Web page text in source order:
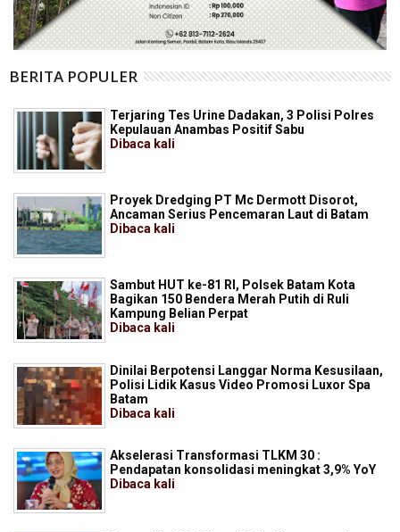
BERITA POPULER
Terjaring Tes Urine Dadakan, 3 Polisi Polres
Kepulauan Anambas Positif Sabu
Dibaca kali
Proyek Dredging PT Mc Dermott Disorot,
Ancaman Serius Pencemaran Laut di Batam
Dibaca kali
Sambut HUT ke-81 RI, Polsek Batam Kota
Bagikan 150 Bendera Merah Putih di Ruli
Kampung Belian Perpat
Dibaca kali
Dinilai Berpotensi Langgar Norma Kesusilaan,
Polisi Lidik Kasus Video Promosi Luxor Spa
Batam
Dibaca kali
Akselerasi Transformasi TLKM 30 :
Pendapatan konsolidasi meningkat 3,9% YoY
Dibaca kali